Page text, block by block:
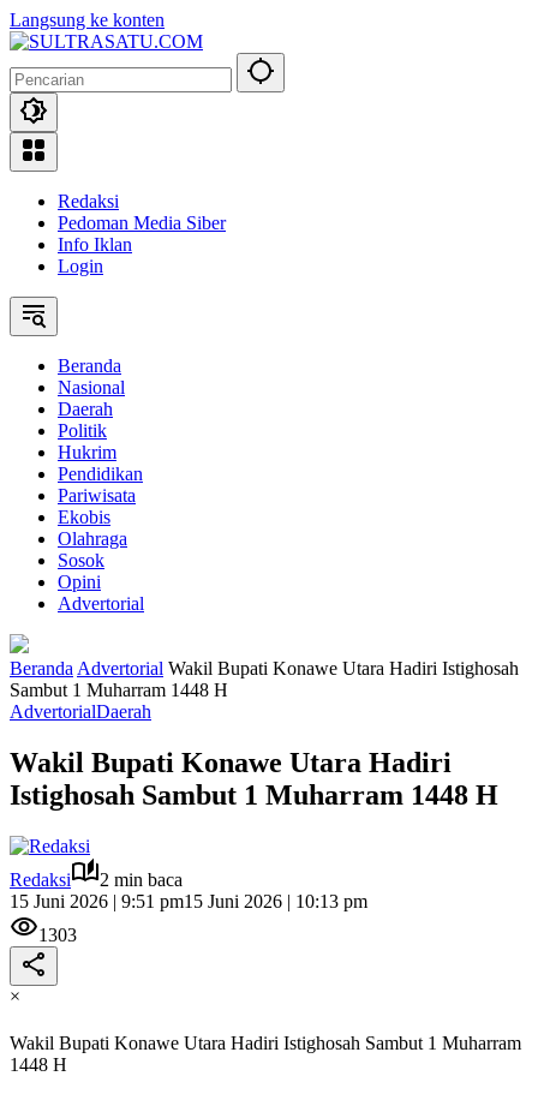
Langsung ke konten
Redaksi
Pedoman Media Siber
Info Iklan
Login
Beranda
Nasional
Daerah
Politik
Hukrim
Pendidikan
Pariwisata
Ekobis
Olahraga
Sosok
Opini
Advertorial
Beranda Advertorial Wakil Bupati Konawe Utara Hadiri Istighosah
Sambut 1 Muharram 1448 H
AdvertorialDaerah
Wakil Bupati Konawe Utara Hadiri
Istighosah Sambut 1 Muharram 1448 H
Redaksi
2 min baca
15 Juni 2026 | 9:51 pm15 Juni 2026 | 10:13 pm
1303
×
Wakil Bupati Konawe Utara Hadiri Istighosah Sambut 1 Muharram
1448 H